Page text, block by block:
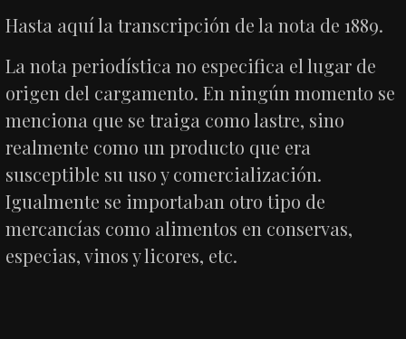
Hasta aquí la transcripción de la nota de 1889.
La nota periodística no especifica el lugar de
origen del cargamento. En ningún momento se
menciona que se traiga como lastre, sino
realmente como un producto que era
susceptible su uso y comercialización.
Igualmente se importaban otro tipo de
mercancías como alimentos en conservas,
especias, vinos y licores, etc.